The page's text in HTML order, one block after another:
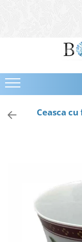
Bijuterii
Cercei
Bratari
Coliere
Bijuterii Copii
Ceasca